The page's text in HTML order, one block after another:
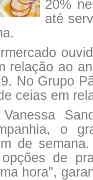
20%
até
relação ao
No Grupo
ceias em
o
de
opções de
hora",